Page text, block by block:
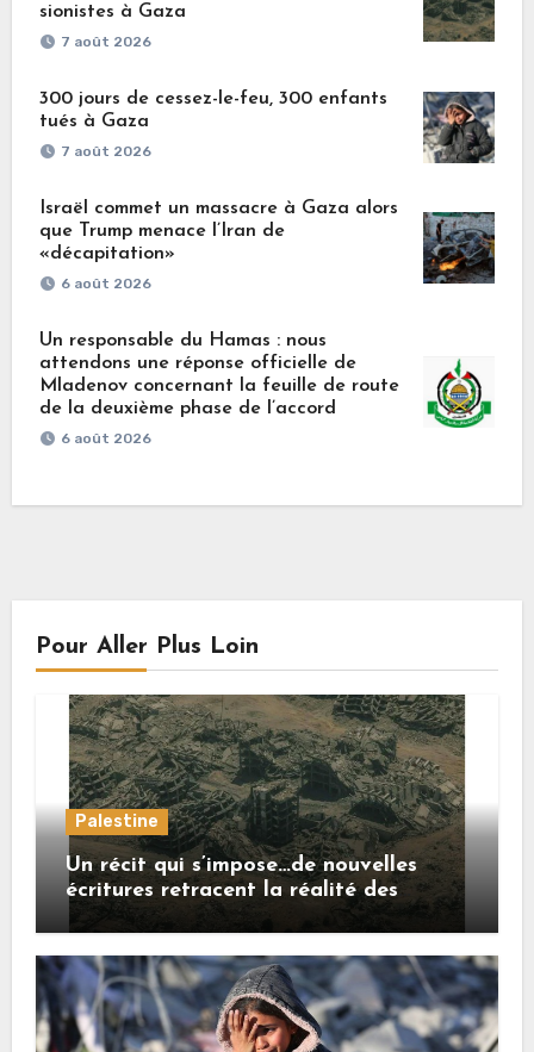
sionistes à Gaza
7 août 2026
300 jours de cessez-le-feu, 300 enfants
tués à Gaza
7 août 2026
Israël commet un massacre à Gaza alors
que Trump menace l’Iran de
«décapitation»
6 août 2026
Un responsable du Hamas : nous
attendons une réponse officielle de
Mladenov concernant la feuille de route
de la deuxième phase de l’accord
6 août 2026
Pour Aller Plus Loin
Palestine
Un récit qui s’impose…de nouvelles
écritures retracent la réalité des
crimes sionistes à Gaza